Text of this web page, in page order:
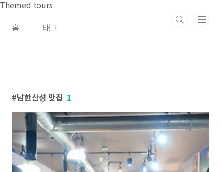
본문 바로가기
Themed tours
홈
태그
남한산성 맛집 1